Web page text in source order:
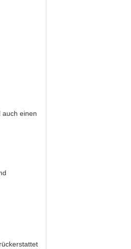
auch einen